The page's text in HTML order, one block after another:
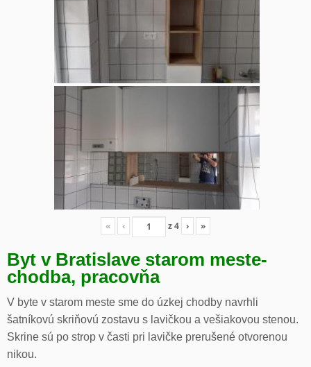
« ‹ z4 › »
Byt v Bratislave starom meste-
chodba, pracovňa
V byte v starom meste sme do úzkej chodby navrhli
šatníkovú skriňovú zostavu s lavičkou a vešiakovou stenou.
Skrine sú po strop v časti pri lavičke prerušené otvorenou
nikou.